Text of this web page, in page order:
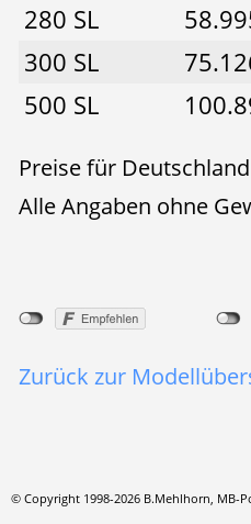
280 SL
300 SL
500 SL
Preise für
Alle Angaben ohne
Zurück zur
© Copyright 1998-2026 B.Mehlhorn, MB-